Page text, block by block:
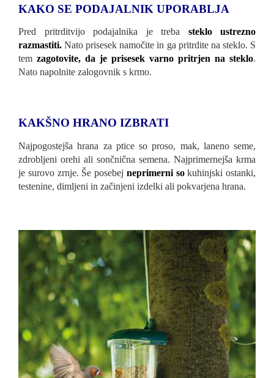
KAKO SE PODAJALNIK UPORABLJA
Pred pritrditvijo podajalnika je treba steklo ustrezno
razmastiti. Nato prisesek namočite in ga pritrdite na steklo. S
tem zagotovite, da je prisesek varno pritrjen na steklo.
Nato napolnite zalogovnik s krmo.
KAKŠNO HRANO IZBRATI
Najpogostejša hrana za ptice so proso, mak, laneno seme,
zdrobljeni orehi ali sončnična semena. Najprimernejša krma
je surovo zrnje. Še posebej neprimerni sokuhinjski ostanki,
testenine, dimljeni in začinjeni izdelki ali pokvarjena hrana.